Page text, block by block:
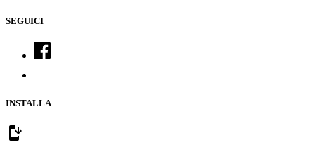
SEGUICI
INSTALLA
install_mobile